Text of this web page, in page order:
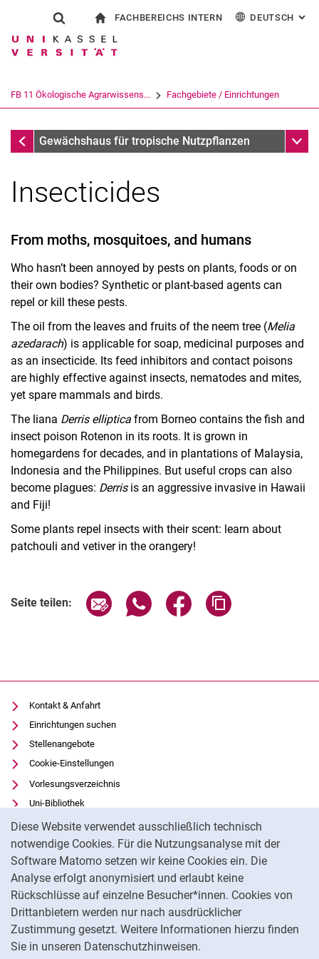
Springe direkt zu: Inhalt
Springe direkt zu: Suche
Springe direkt zu:
Diese Website verwendet ausschließlich technisch
notwendige Cookies. Für die Nutzungsanalyse mit der
Software Matomo setzen wir keine Cookies ein. Die
Analyse erfolgt anonymisiert und erlaubt keine
Rückschlüsse auf einzelne Besucher*innen. Cookies von
Drittanbietern werden nur nach ausdrücklicher
Zustimmung gesetzt. Weitere Informationen hierzu finden
Sie in unseren Datenschutzhinweisen.
Suchformular
Suchbegriff
Suchen (öffnet externen Link in einem
FACHBEREICHS INTERN DEUTSCH :
FB 11 Ökologische Agrarwissens... Fachgebiete / Einrichtungen
English Informations
Gewächshaus für tropische Nutzpflanzen
Insecticides
From moths, mosquitoes, and humans
Who hasn’t been annoyed by pests on plants, foods or on
their own bodies? Synthetic or plant-based agents can
repel or kill these pests.
The oil from the leaves and fruits of the neem tree (Melia
azedarach) is applicable for soap, medicinal purposes and
as an insecticide. Its feed inhibitors and contact poisons
are highly effective against insects, nematodes and mites,
yet spare mammals and birds.
The liana Derris elliptica from Borneo contains the fish and
insect poison Rotenon in its roots. It is grown in
homegardens for decades, and in plantations of Malaysia,
Indonesia and the Philippines. But useful crops can also
become plagues: Derrisis an aggressive invasive in Hawaii
and Fiji!
Some plants repel insects with their scent: learn about
patchouli and vetiver in the orangery!
Seite teilen: Seite über E-Mail teilen
Seite über WhatsApp teilen
Seite über Facebook
Kontakt & Anfahrt
Einrichtungen suchen
Stellenangebote
Cookie-Einstellungen
Vorlesungsverzeichnis
Uni-Bibliothek
Moodle
Panopto
Datenschutz
Barrierefreiheit
Transparenter KI-Einsatz